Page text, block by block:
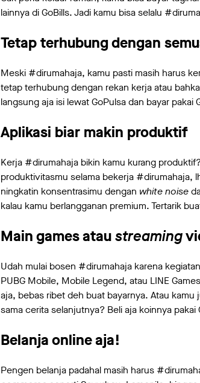
lainnya di GoBills. Jadi kamu bisa selalu
Tetap terhubung dengan
Meski #dirumahaja, kamu pasti masih harus
tetap terhubung dengan rekan kerja atau
langsung aja isi lewat GoPulsa dan bayar
Aplikasi biar makin produktif
Kerja #dirumahaja bikin kamu kurang
produktivitasmu selama bekerja #dirumahaja,
ningkatin konsentrasimu dengan white noise
kalau kamu berlangganan premium. Tertarik
Main games ataustreaming
Udah mulai bosen #dirumahaja karena
PUBG Mobile, Mobile Legend, atau LINE
aja, bebas ribet deh buat bayarnya. Atau
sama cerita selanjutnya? Beli aja koinnya
Belanja online aja!
Pengen belanja padahal masih harus